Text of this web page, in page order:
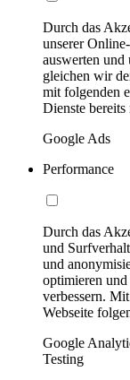
Durch das
unserer
auswerten und
gleichen wir
mit folgenden
Dienste bereits
Google Ads
Performance
Durch das
und
und
optimieren und
verbessern.
Webseite
Google
Testing